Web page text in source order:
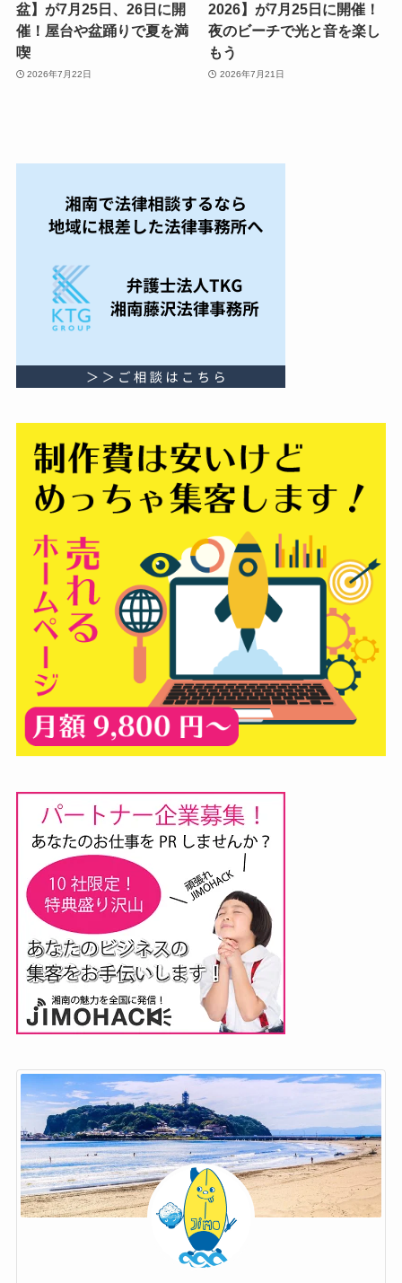
盆】が7月25日、26日に開
催！屋台や盆踊りで夏を満
喫
2026年7月22日
2026】が7月25日に開催！
夜のビーチで光と音を楽し
もう
2026年7月21日